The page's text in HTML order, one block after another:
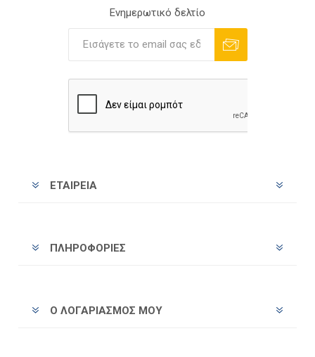
Ενημερωτικό δελτίο
ΕΤΑΙΡΕΊΑ
ΠΛΗΡΟΦΟΡΊΕΣ
Ο ΛΟΓΑΡΙΑΣΜΌΣ ΜΟΥ